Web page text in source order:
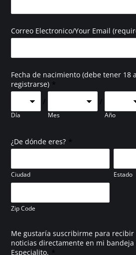
Correo Electronico/Your Email
Fecha de nacimiento (debe tener 18
registrarse) *
Día
/
Mes
/
Año
¿De dónde eres? *
Ciudad Estado
Zip Code
Me gustaría suscribirme para
noticias directamente en mi bandeja
Especialito. *